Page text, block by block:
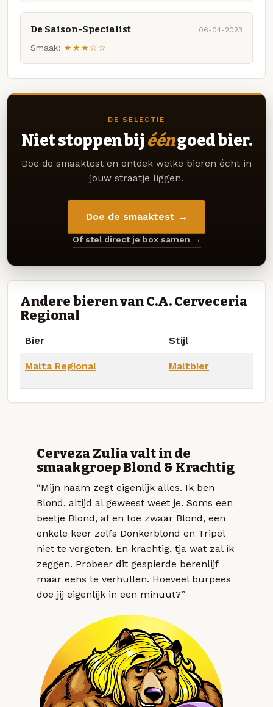
De Saison-Specialist 06-04-2023
Smaak: ★★★☆☆
DE SELECTIE
Niet stoppen bij ééngoed bier.
Doe de smaaktest en ontdek welke bieren écht in
jouw straatje liggen.
Doe de smaaktest →
Of stel direct je box samen →
Andere bieren van C.A. Cerveceria
Regional
Bier Stijl
Malta Regional Maltbier
Cerveza Zulia valt in de
smaakgroep Blond & Krachtig
“Mijn naam zegt eigenlijk alles. Ik ben
Blond, altijd al geweest weet je. Soms een
beetje Blond, af en toe zwaar Blond, een
enkele keer zelfs Donkerblond en Tripel
niet te vergeten. En krachtig, tja wat zal ik
zeggen. Probeer dit gespierde berenlijf
maar eens te verhullen. Hoeveel burpees
doe jij eigenlijk in een minuut?”